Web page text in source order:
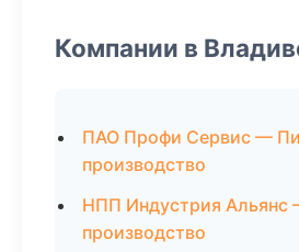
Компании в
ПАО Профи Сервис —
производство
НПП Индустрия Альянс
производство